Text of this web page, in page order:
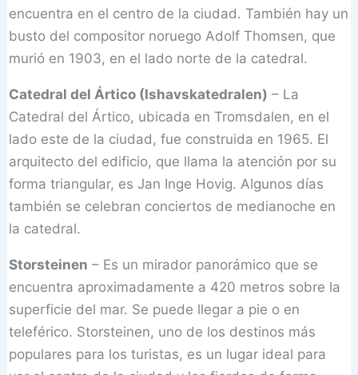
encuentra en el centro de la ciudad. También hay un
busto del compositor noruego Adolf Thomsen, que
murió en 1903, en el lado norte de la catedral.
Catedral del Ártico (Ishavskatedralen) – La
Catedral del Ártico, ubicada en Tromsdalen, en el
lado este de la ciudad, fue construida en 1965. El
arquitecto del edificio, que llama la atención por su
forma triangular, es Jan Inge Hovig. Algunos días
también se celebran conciertos de medianoche en
la catedral.
Storsteinen – Es un mirador panorámico que se
encuentra aproximadamente a 420 metros sobre la
superficie del mar. Se puede llegar a pie o en
teleférico. Storsteinen, uno de los destinos más
populares para los turistas, es un lugar ideal para